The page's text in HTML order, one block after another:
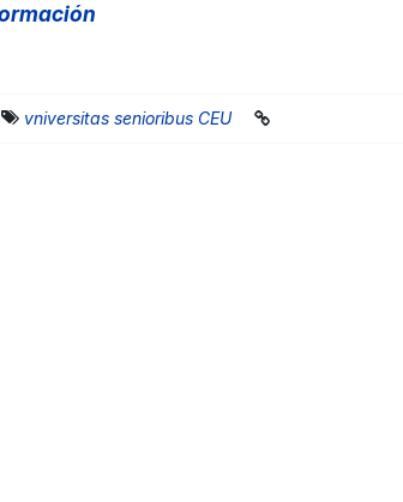
vniversitas senioribus CEU